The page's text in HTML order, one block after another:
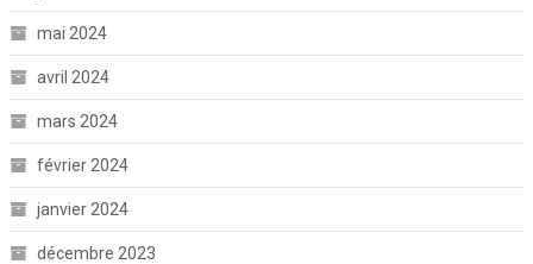
mai 2024
avril 2024
mars 2024
février 2024
janvier 2024
décembre 2023